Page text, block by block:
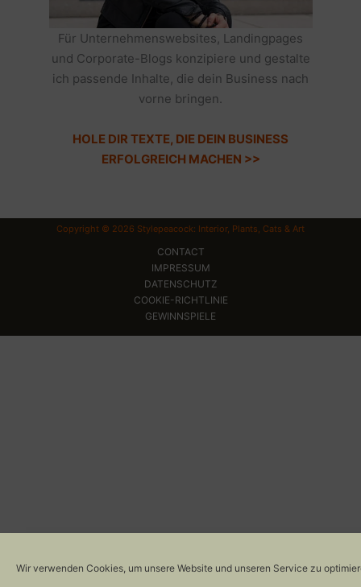
Wir verwenden Cookies, um unsere Website und unseren Service zu
Für Unternehmenswebsites, Landingpages
und Corporate-Blogs konzipiere und gestalte
ich passende Inhalte, die dein Business nach
vorne bringen.
HOLE DIR TEXTE, DIE DEIN BUSINESS
ERFOLGREICH MACHEN >>
Copyright © 2026 Stylepeacock: Interior, Plants, Cats & Art
CONTACT
IMPRESSUM
DATENSCHUTZ
COOKIE-RICHTLINIE
GEWINNSPIELE